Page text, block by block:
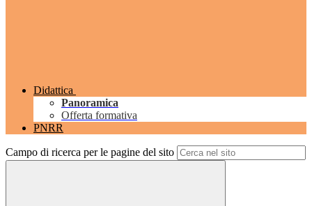
Didattica
Panoramica
Offerta formativa
PNRR
Campo di ricerca per le pagine del sito